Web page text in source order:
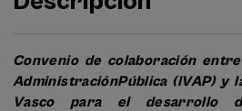
Convenio de colaboración
AdministraciónPública (IVAP) y
Vasco para el desarrollo